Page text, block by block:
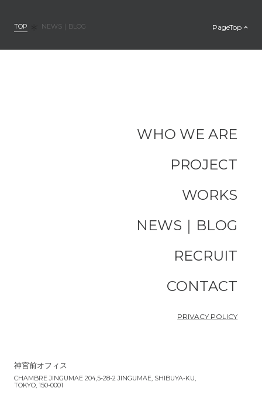
PageTop
TOP NEWS｜BLOG
WHO WE ARE
PROJECT
WORKS
NEWS｜BLOG
RECRUIT
CONTACT
PRIVACY POLICY
神宮前オフィス
CHAMBRE JINGUMAE 204,5-28-2 JINGUMAE, SHIBUYA-KU,
TOKYO, 150-0001